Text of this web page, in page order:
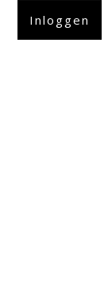
Inloggen